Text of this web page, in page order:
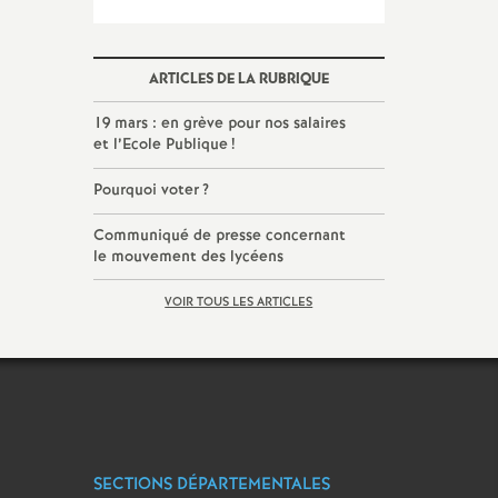
ARTICLES DE LA RUBRIQUE
19 mars : en grève pour nos salaires
et l’Ecole Publique!
Pourquoi voter?
Communiqué de presse concernant
le mouvement des lycéens
VOIR TOUS LES ARTICLES
SECTIONS DÉPARTEMENTALES